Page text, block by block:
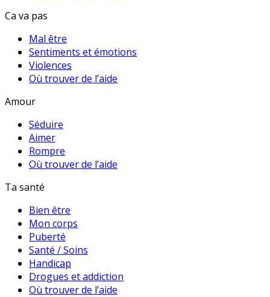
Ca va pas
Mal être
Sentiments et émotions
Violences
Où trouver de l’aide
Amour
Séduire
Aimer
Rompre
Où trouver de l’aide
Ta santé
Bien être
Mon corps
Puberté
Santé / Soins
Handicap
Drogues et addiction
Où trouver de l’aide